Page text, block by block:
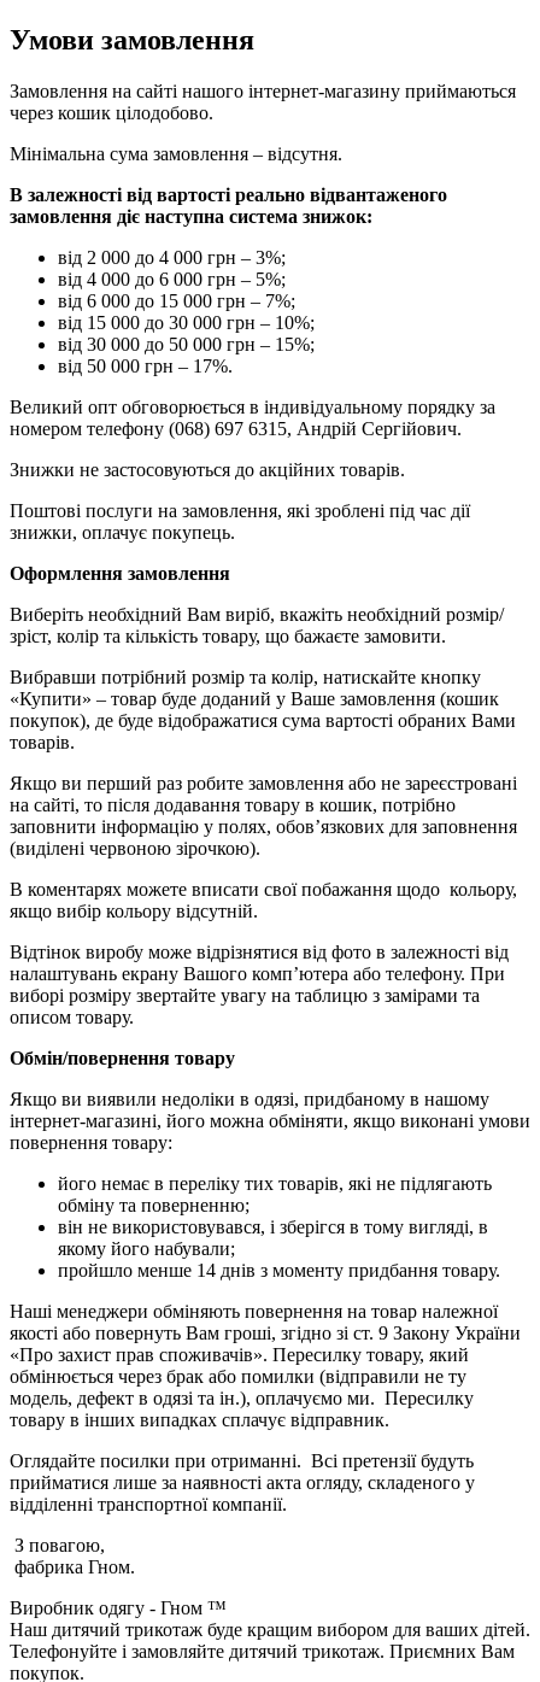
Умови замовлення
Замовлення на сайті нашого інтернет-магазину приймаються
через кошик цілодобово.
Мінімальна сума замовлення – відсутня.
В залежності від вартості реально відвантаженого
замовлення діє наступна система знижок:
від 2 000 до 4 000 грн – 3%;
від 4 000 до 6 000 грн – 5%;
від 6 000 до 15 000 грн – 7%;
від 15 000 до 30 000 грн – 10%;
від 30 000 до 50 000 грн – 15%;
від 50 000 грн – 17%.
Великий опт обговорюється в індивідуальному порядку за
номером телефону (068) 697 6315, Андрій Сергійович.
Знижки не застосовуються до акційних товарів.
Поштові послуги на замовлення, які зроблені під час дії
знижки, оплачує покупець.
Оформлення замовлення
Виберіть необхідний Вам виріб, вкажіть необхідний розмір/
зріст, колір та кількість товару, що бажаєте замовити.
Вибравши потрібний розмір та колір, натискайте кнопку
«Купити» – товар буде доданий у Ваше замовлення (кошик
покупок), де буде відображатися сума вартості обраних Вами
товарів.
Якщо ви перший раз робите замовлення або не зареєстровані
на сайті, то після додавання товару в кошик, потрібно
заповнити інформацію у полях, обов’язкових для заповнення
(виділені червоною зірочкою).
В коментарях можете вписати свої побажання щодо кольору,
якщо вибір кольору відсутній.
Відтінок виробу може відрізнятися від фото в залежності від
налаштувань екрану Вашого комп’ютера або телефону. При
виборі розміру звертайте увагу на таблицю з замірами та
описом товару.
Обмін/повернення товару
Якщо ви виявили недоліки в одязі, придбаному в нашому
інтернет-магазині, його можна обміняти, якщо виконані умови
повернення товару:
його немає в переліку тих товарів, які не підлягають
обміну та поверненню;
він не використовувався, і зберігся в тому вигляді, в
якому його набували;
пройшло менше 14 днів з моменту придбання товару.
Наші менеджери обміняють повернення на товар належної
якості або повернуть Вам гроші, згідно зі ст. 9 Закону України
«Про захист прав споживачів». Пересилку товару, який
обмінюється через брак або помилки (відправили не ту
модель, дефект в одязі та ін.), оплачуємо ми. Пересилку
товару в інших випадках сплачує відправник.
Оглядайте посилки при отриманні. Всі претензії будуть
прийматися лише за наявності акта огляду, складеного у
відділенні транспортної компанії.
З повагою,
фабрика Гном.
Виробник одягу - Гном ™
Наш дитячий трикотаж буде кращим вибором для ваших дітей.
Телефонуйте і замовляйте дитячий трикотаж. Приємних Вам
покупок.